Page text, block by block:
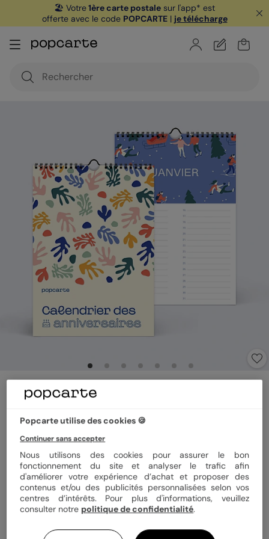
🏖️ Votre1ère carte postale sur l'app* est
offerte avec le code POPCARTE| je télécharge
Anniversaire Perpétuel
Format Mural 21x29,5 cm
Quantité 1 calendrier
Popcarte utilise des cookies 🍪
Continuer sans accepter
Nous utilisons des cookies pour assurer le bon
fonctionnement du site et analyser le trafic afin
d'améliorer votre expérience d’achat et proposer des
contenus et/ou des publicités personnalisées selon vos
centres d’intérêts. Pour plus d'informations, veuillez
consulter notre politique de confidentialité.